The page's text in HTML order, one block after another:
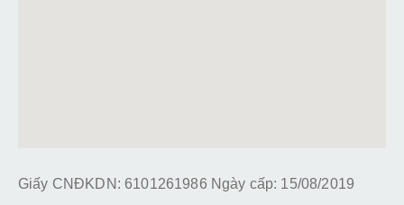
Giấy CNĐKDN: 6101261986 Ngày cấp: 15/08/2019